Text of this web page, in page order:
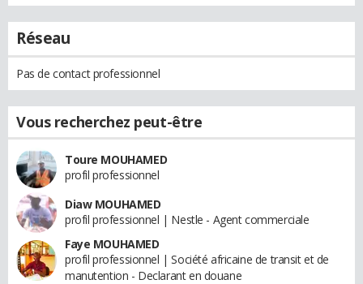
Réseau
Pas de contact professionnel
Vous recherchez peut-être
Toure MOUHAMED
profil professionnel
Diaw MOUHAMED
profil professionnel | Nestle - Agent commerciale
Faye MOUHAMED
profil professionnel | Société africaine de transit et de
manutention - Declarant en douane